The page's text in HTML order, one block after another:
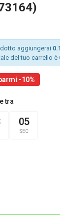
aggiungerai
del tuo carrello è
-10%
tra
04
SEC